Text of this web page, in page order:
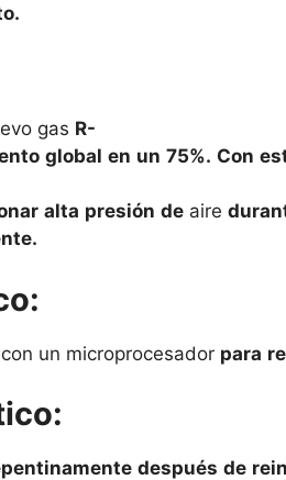
gas R-
global en un 75%. Con
alta presión de aire
con un microprocesador para
después de